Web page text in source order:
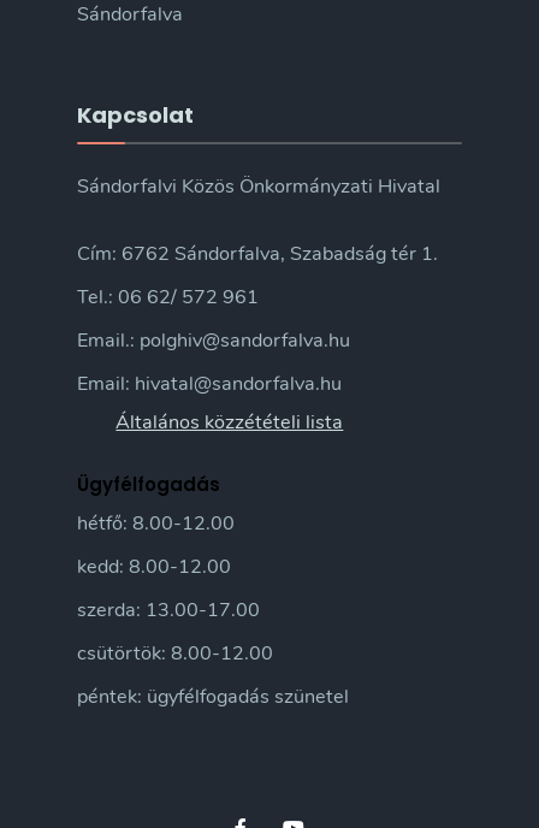
Sándorfalva
Kapcsolat
Sándorfalvi Közös Önkormányzati Hivatal
Cím: 6762 Sándorfalva, Szabadság tér 1.
Tel.: 06 62/ 572 961
Email.: polghiv@sandorfalva.hu
Email: hivatal@sandorfalva.hu
Általános közzétételi lista
Ügyfélfogadás
hétfő: 8.00-12.00
kedd: 8.00-12.00
szerda: 13.00-17.00
csütörtök: 8.00-12.00
péntek: ügyfélfogadás szünetel